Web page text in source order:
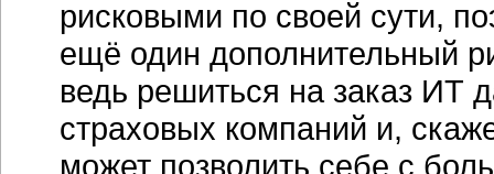
рисковыми по своей сути,
ещё один дополнительный
ведь решиться на заказ ИТ
страховых компаний и,
может позволить себе с